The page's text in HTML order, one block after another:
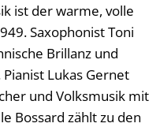
ist der warme, volle
Saxophonist Toni
Brillanz und
Lukas Gernet
und Volksmusik mit
Bossard zählt zu den